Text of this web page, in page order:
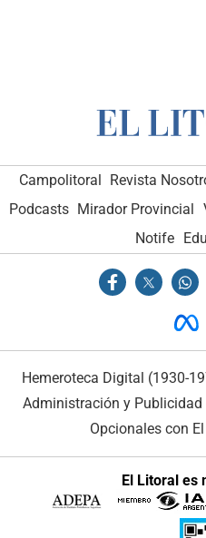
Campolitoral Revista
Podcasts Mirador Provincial
Notife
Hemeroteca Digital (1930-
Administración y Publicidad
Opcionales con
El Litoral es